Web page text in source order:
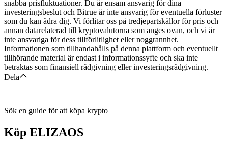
snabba prisfluktuationer. Du är ensam ansvarig för dina
investeringsbeslut och Bitrue är inte ansvarig för eventuella förluster
som du kan ådra dig. Vi förlitar oss på tredjepartskällor för pris och
annan datarelaterad till kryptovalutorna som anges ovan, och vi är
inte ansvariga för dess tillförlitlighet eller noggrannhet.
Informationen som tillhandahålls på denna plattform och eventuellt
tillhörande material är endast i informationssyfte och ska inte
betraktas som finansiell rådgivning eller investeringsrådgivning.
Dela
Sök en guide för att köpa krypto
Köp ELIZAOS